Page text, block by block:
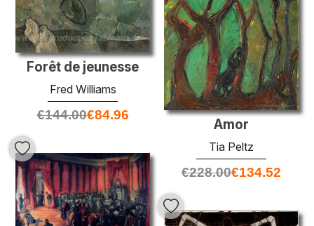
Forêt de jeunesse
Fred Williams
€144.00€84.96
Amor
Tia Peltz
€228.00€134.52